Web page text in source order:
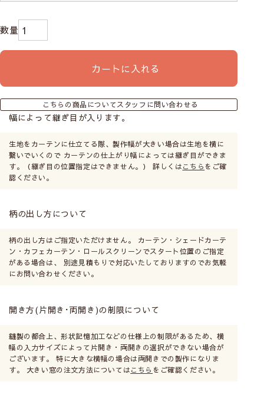
るく保たれています。
カートに入れる
こちらの商品についてスタッフに問い合わせる
幅によって継ぎ目が入ります。
生地をカーテンに仕立てる際、製作幅が大きい場合は生地を横に
繋いでいくので カーテンの仕上がり幅によっては継ぎ目ができま
す。（継ぎ目の位置指定はできません。） 詳しくはこちら をご確
認ください。
柄の出し方について
柄の出し方はご指定いただけません。 カーテン・シェードカーテ
ン・カフェカーテン・ロールスクリーンでスタート位置のご指定
がある場合は、 別途見積もりで対応いたしておりますのでお気軽
にお問い合わせください。
開き方(片開き･両開き)の制限について
縫製の都合上、形状記憶加工などの仕様上の制限があるため、横
幅の入力サイズによって片開き・両開きの選択ができない場合が
ございます。 特に大きな横幅の場合は両開きでの製作になりま
す。 大きい窓の注文方法についてはこちら をご確認ください。